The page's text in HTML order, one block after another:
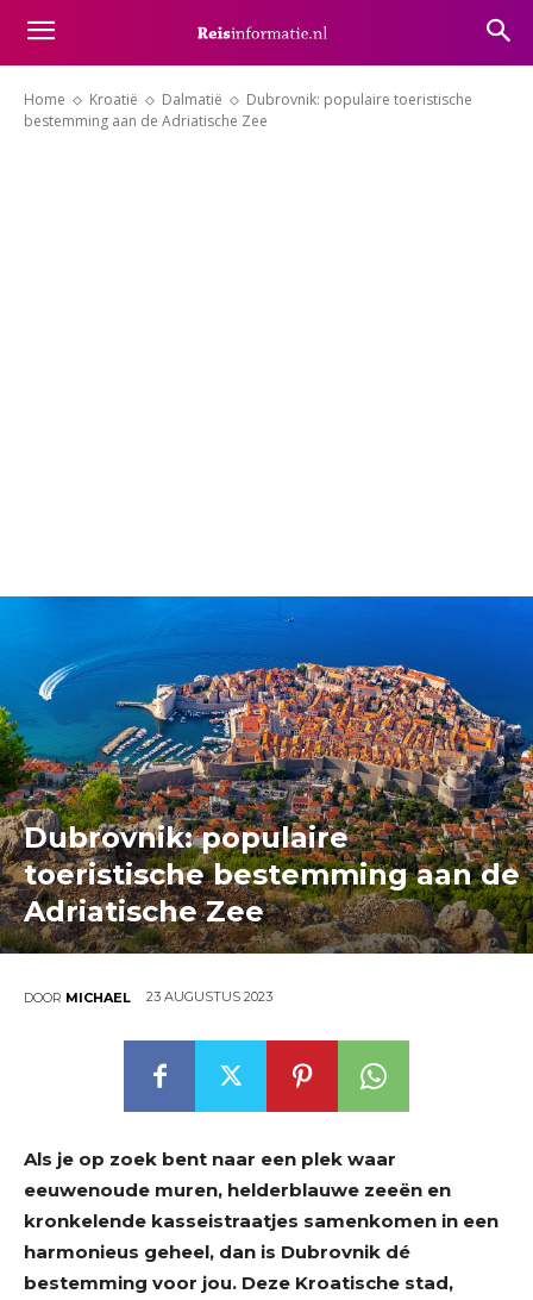
Home Kroatië Dalmatië
Dubrovnik: populaire toeristische
bestemming aan de Adriatische Zee
Dubrovnik: populaire
toeristische bestemming aan de
Adriatische Zee
DOOR MICHAEL 23 AUGUSTUS 2023
Als je op zoek bent naar een plek waar
eeuwenoude muren, helderblauwe zeeën en
kronkelende kasseistraatjes samenkomen in een
harmonieus geheel, dan is Dubrovnik dé
bestemming voor jou. Deze Kroatische stad,